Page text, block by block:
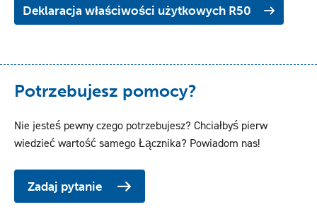
Deklaracja właściwości użytkowych R50
Potrzebujesz pomocy?
Nie jesteś pewny czego potrzebujesz? Chciałbyś pierw
wiedzieć wartość samego Łącznika? Powiadom nas!
Zadaj pytanie